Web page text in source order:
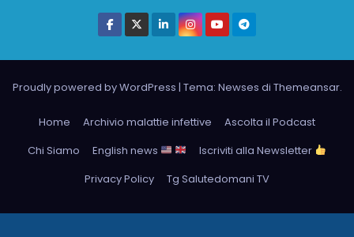
Proudly powered by WordPress | Tema: Newses di Themeansar.
Home Archivio malattie infettive
Ascolta il Podcast
Chi Siamo
English news
Iscriviti alla Newsletter
Privacy Policy
Tg Salutedomani TV